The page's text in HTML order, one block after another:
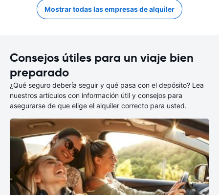
Mostrar todas las empresas de alquiler
Consejos útiles para un viaje bien
preparado
¿Qué seguro debería seguir y qué pasa con el depósito? Lea
nuestros artículos con información útil y consejos para
asegurarse de que elige el alquiler correcto para usted.